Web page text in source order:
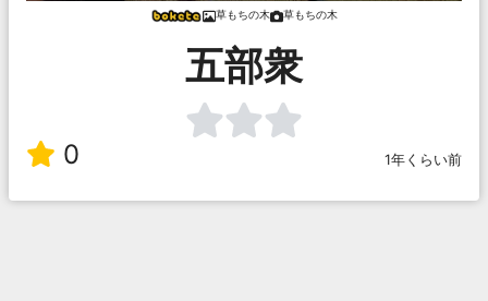
草もちの木 草もちの木
五部衆
0 1年くらい前